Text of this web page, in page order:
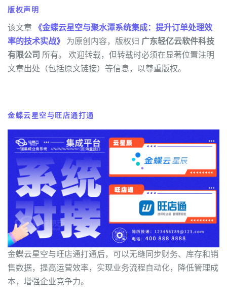
版权声明
该文章 《金蝶云星空与聚水潭系统集成：提升订单处理效
率的技术实战》 为原创内容，版权归 广东轻亿云软件科技
有限公司 所有。 欢迎转载，但转载时必须在显著位置注明
文章出处（包括原文链接）等信息，以尊重版权。
金蝶云星空与旺店通打通
金蝶云星空与旺店通打通后，可以无缝同步财务、库存和销
售数据，提高运营效率，实现业务流程自动化，降低管理成
本，增强企业竞争力。